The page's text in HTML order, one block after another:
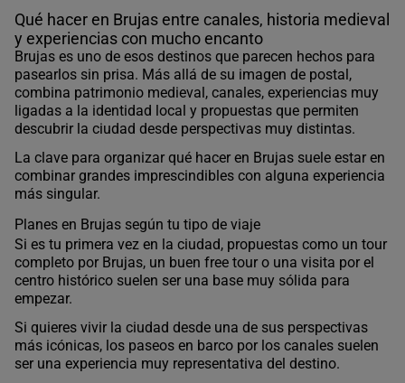
Qué hacer en Brujas entre canales, historia medieval
y experiencias con mucho encanto
Brujas es uno de esos destinos que parecen hechos para
pasearlos sin prisa. Más allá de su imagen de postal,
combina patrimonio medieval, canales, experiencias muy
ligadas a la identidad local y propuestas que permiten
descubrir la ciudad desde perspectivas muy distintas.
La clave para organizar qué hacer en Brujas suele estar en
combinar grandes imprescindibles con alguna experiencia
más singular.
Planes en Brujas según tu tipo de viaje
Si es tu primera vez en la ciudad, propuestas como un tour
completo por Brujas, un buen free tour o una visita por el
centro histórico suelen ser una base muy sólida para
empezar.
Si quieres vivir la ciudad desde una de sus perspectivas
más icónicas, los paseos en barco por los canales suelen
ser una experiencia muy representativa del destino.